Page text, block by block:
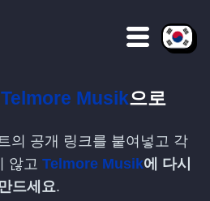
Telmore Musik으로
의 공개 링크를 붙여넣고 각
않고 Telmore Musik에 다시
만드세요.